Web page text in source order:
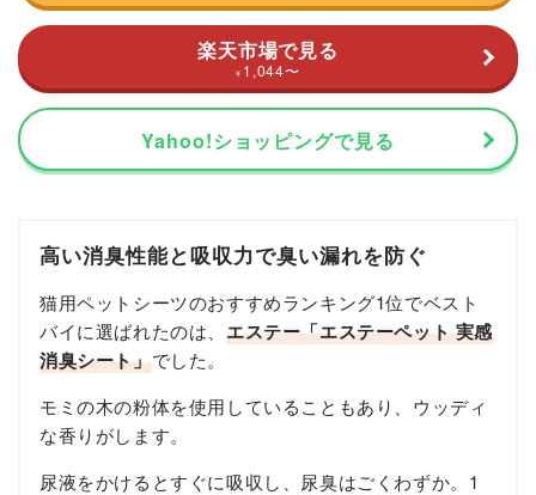
楽天市場で見る
¥ 1,044〜
Yahoo!ショッピングで見る
高い消臭性能と吸収力で臭い漏れを防ぐ
猫用ペットシーツのおすすめランキング1位でベスト
バイに選ばれたのは、 エステー「エステーペット 実感
消臭シート」でした。
モミの木の粉体を使用していることもあり、ウッディ
な香りがします。
尿液をかけるとすぐに吸収し、尿臭はごくわずか。1